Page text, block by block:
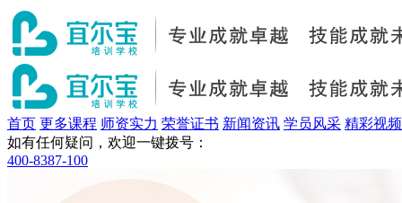
首页 更多课程 师资实力 荣誉证书 新闻资讯 学员风采 精彩视频
如有任何疑问，欢迎一键拨号：
400-8387-100